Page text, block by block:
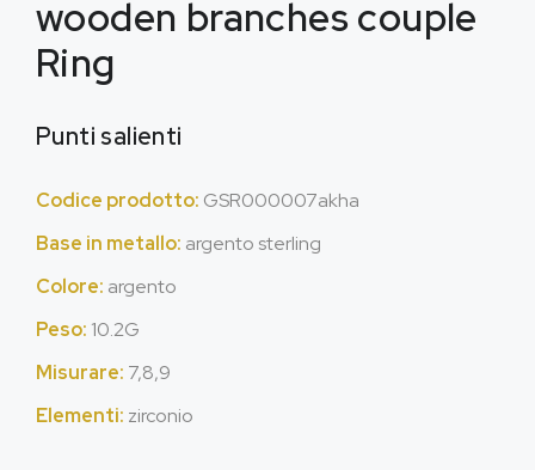
wooden branches couple
Ring
Punti salienti
Codice prodotto: GSR000007akha
Base in metallo: argento sterling
Colore: argento
Peso: 10.2G
Misurare: 7,8,9
Elementi: zirconio